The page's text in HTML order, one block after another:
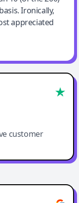
Ironically,
appreciated
customer